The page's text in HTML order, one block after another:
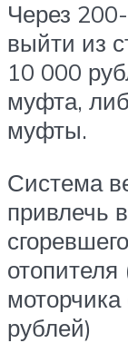
Через
выйти из
10 000
муфта,
муфты.
Система
привлечь
рублей)